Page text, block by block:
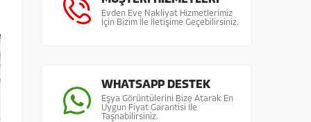
Evden Eve Nakliyat Hizmetlerimiz
İçin Bizim İle İletişime Geçebilirsiniz.
WHATSAPP DESTEK
Eşya Görüntülerini Bize Atarak En
Uygun Fiyat Garantisi İle
Taşnabilirsiniz.